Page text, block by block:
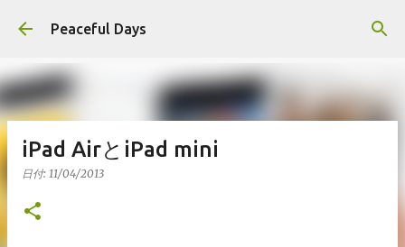
スキップしてメイン コンテンツに移動
Peaceful Days
iPad AirとiPad mini
日付: 11/04/2013